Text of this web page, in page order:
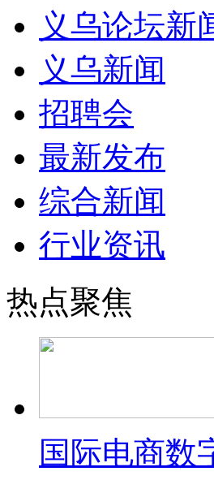
义乌论坛新
义乌新闻
招聘会
最新发布
综合新闻
行业资讯
热点聚焦
国际电商数